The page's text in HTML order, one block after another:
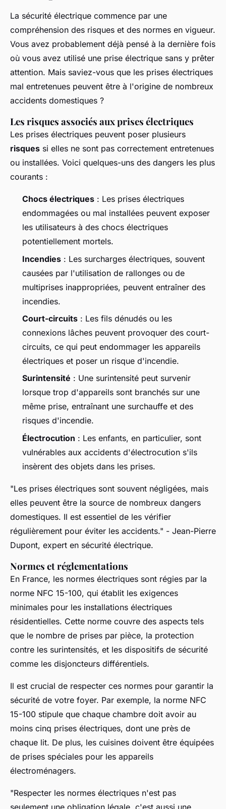
La sécurité électrique commence par une
compréhension des risques et des normes en vigueur.
Vous avez probablement déjà pensé à la dernière fois
où vous avez utilisé une prise électrique sans y prêter
attention. Mais saviez-vous que les prises électriques
mal entretenues peuvent être à l'origine de nombreux
accidents domestiques ?
Les risques associés aux prises électriques
Les prises électriques peuvent poser plusieurs
risques si elles ne sont pas correctement entretenues
ou installées. Voici quelques-uns des dangers les plus
courants :
Chocs électriques : Les prises électriques
endommagées ou mal installées peuvent exposer
les utilisateurs à des chocs électriques
potentiellement mortels.
Incendies : Les surcharges électriques, souvent
causées par l'utilisation de rallonges ou de
multiprises inappropriées, peuvent entraîner des
incendies.
Court-circuits : Les fils dénudés ou les
connexions lâches peuvent provoquer des court-
circuits, ce qui peut endommager les appareils
électriques et poser un risque d'incendie.
Surintensité : Une surintensité peut survenir
lorsque trop d'appareils sont branchés sur une
même prise, entraînant une surchauffe et des
risques d'incendie.
Électrocution : Les enfants, en particulier, sont
vulnérables aux accidents d'électrocution s'ils
insèrent des objets dans les prises.
"Les prises électriques sont souvent négligées, mais
elles peuvent être la source de nombreux dangers
domestiques. Il est essentiel de les vérifier
régulièrement pour éviter les accidents." - Jean-Pierre
Dupont, expert en sécurité électrique.
Normes et réglementations
En France, les normes électriques sont régies par la
norme NFC 15-100, qui établit les exigences
minimales pour les installations électriques
résidentielles. Cette norme couvre des aspects tels
que le nombre de prises par pièce, la protection
contre les surintensités, et les dispositifs de sécurité
comme les disjoncteurs différentiels.
Il est crucial de respecter ces normes pour garantir la
sécurité de votre foyer. Par exemple, la norme NFC
15-100 stipule que chaque chambre doit avoir au
moins cinq prises électriques, dont une près de
chaque lit. De plus, les cuisines doivent être équipées
de prises spéciales pour les appareils
électroménagers.
"Respecter les normes électriques n'est pas
seulement une obligation légale, c'est aussi une